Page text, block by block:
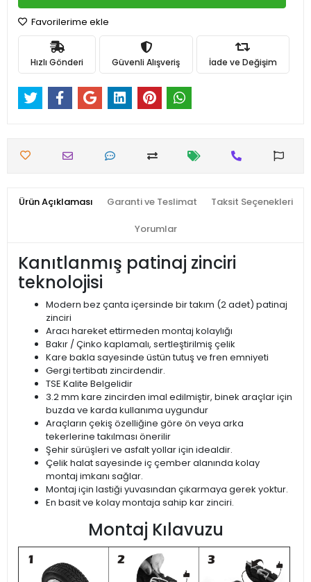
Favorilerime ekle
Hızlı Gönderi Güvenli Alışveriş İade ve Değişim
Ürün Açıklaması Garanti ve Teslimat Taksit Seçenekleri
Yorumlar
Kanıtlanmış patinaj zinciri
teknolojisi
Modern bez çanta içersinde bir takım (2 adet) patinaj
zinciri
Aracı hareket ettirmeden montaj kolaylığı
Bakır / Çinko kaplamalı, sertleştirilmiş çelik
Kare bakla sayesinde üstün tutuş ve fren emniyeti
Gergi tertibatı zincirdendir.
TSE Kalite Belgelidir
3.2 mm kare zincirden imal edilmiştir, binek araçlar için
buzda ve karda kullanıma uygundur
Araçların çekiş özelliğine göre ön veya arka
tekerlerine takılması önerilir
Şehir sürüşleri ve asfalt yollar için idealdir.
Çelik halat sayesinde iç çember alanında kolay
montaj imkanı sağlar.
Montaj için lastiği yuvasından çıkarmaya gerek yoktur.
En basit ve kolay montaja sahip kar zinciri.
Montaj Kılavuzu